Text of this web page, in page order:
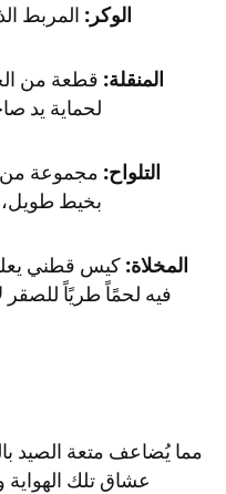
الوكر: المربط
المنقلة: قطعة من
لحماية يد
التلواح: مجموعة من
بخيط طويل،
المخلاة: كيس قطني
فيه لحمًاً طريًاً للصقر
مما يُضاعف متعة الصيد
عشاق تلك الهواية